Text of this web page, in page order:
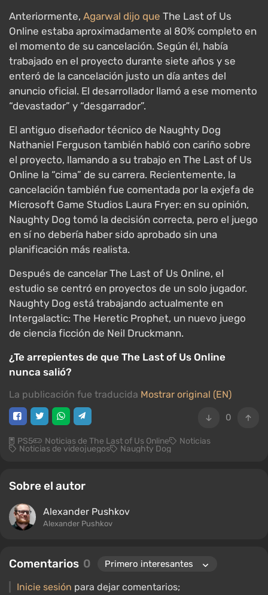
Anteriormente, Agarwal dijo que The Last of Us
Online estaba aproximadamente al 80% completo en
el momento de su cancelación. Según él, había
trabajado en el proyecto durante siete años y se
enteró de la cancelación justo un día antes del
anuncio oficial. El desarrollador llamó a ese momento
“devastador” y “desgarrador”.
El antiguo diseñador técnico de Naughty Dog
Nathaniel Ferguson también habló con cariño sobre
el proyecto, llamando a su trabajo en The Last of Us
Online la “cima” de su carrera. Recientemente, la
cancelación también fue comentada por la exjefa de
Microsoft Game Studios Laura Fryer: en su opinión,
Naughty Dog tomó la decisión correcta, pero el juego
en sí no debería haber sido aprobado sin una
planificación más realista.
Después de cancelar The Last of Us Online, el
estudio se centró en proyectos de un solo jugador.
Naughty Dog está trabajando actualmente en
Intergalactic: The Heretic Prophet, un nuevo juego
de ciencia ficción de Neil Druckmann.
¿Te arrepientes de que The Last of Us Online
nunca salió?
La publicación fue traducida Mostrar original (EN)
0
PS5 Noticias de The Last of Us Online Noticias
Noticias de videojuegos Naughty Dog
Sobre el autor
Alexander Pushkov
Alexander Pushkov
Comentarios 0
Inicie sesión para dejar comentarios;